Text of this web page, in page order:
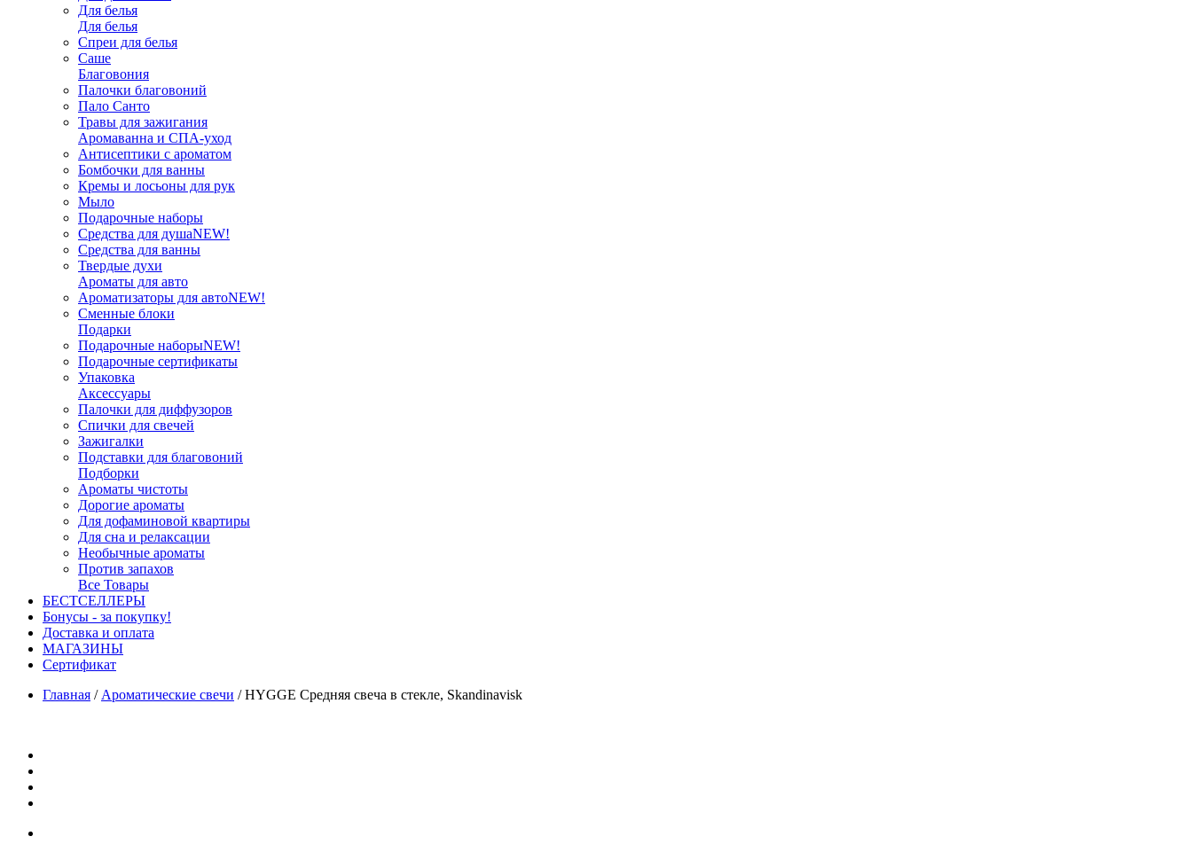
Для белья
Для белья
Спреи для белья
Саше
Благовония
Палочки благовоний
Пало Санто
Травы для зажигания
Аромаванна и СПА-уход
Антисептики с ароматом
Бомбочки для ванны
Кремы и лосьоны для рук
Мыло
Подарочные наборы
Средства для душаNEW!
Средства для ванны
Твердые духи
Ароматы для авто
Ароматизаторы для автоNEW!
Сменные блоки
Подарки
Подарочные наборыNEW!
Подарочные сертификаты
Упаковка
Аксессуары
Палочки для диффузоров
Спички для свечей
Зажигалки
Подставки для благовоний
Подборки
Ароматы чистоты
Дорогие ароматы
Для дофаминовой квартиры
Для сна и релаксации
Необычные ароматы
Против запахов
Все Товары
БЕСТСЕЛЛЕРЫ
Бонусы - за покупку!
Доставка и оплата
МАГАЗИНЫ
Cертификат
Главная / Ароматические свечи /HYGGE Средняя свеча в стекле, Skandinavisk